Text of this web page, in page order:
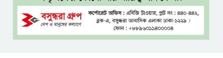
ফখরুল? বিএনপিতে জোর
আলোচনা, সিদ্ধান্ত নেবেন তারেক
রহমান